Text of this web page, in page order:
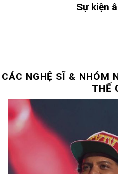
Sự kiện
CÁC NGHỆ SĨ & NHÓM
THẾ